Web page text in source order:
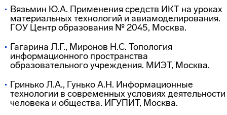
Вязьмин Ю.А. Применения средств ИКТ на уроках
материальных технологий и авиамоделирования.
ГОУ Центр образования № 2045, Москва.
Гагарина Л.Г., Миронов Н.С. Топология
информационного пространства
образовательного учреждения. МИЭТ, Москва.
Гринько Л.А., Гунько А.Н. Информационные
технологии в современных условиях деятельности
человека и общества. ИГУПИТ, Москва.